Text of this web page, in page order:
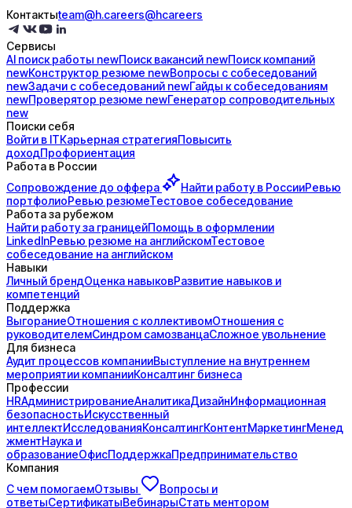
Контактыteam@h.careers@hcareers
Сервисы
AI поискработы newПоисквакансий newПоисккомпаний
newКонструктор резюме newВопросы с собеседований
newЗадачи с собеседований newГайды ксобеседованиям
newПроверятор резюме newГенератор сопроводительных
new
Поиски себя
Войти в ITКарьерная стратегияПовысить
доходПрофориентация
Работа в России
Сопровождение до оффера Найти работу в РоссииРевью
портфолиоРевью резюмеТестовое собеседование
Работа за рубежом
Найти работу за границейПомощь в оформлении
LinkedInРевью резюме на английскомТестовое
собеседование на английском
Навыки
Личный брендОценка навыковРазвитие навыков и
компетенций
Поддержка
ВыгораниеОтношения с коллективомОтношения с
руководителемСиндром самозванцаСложное увольнение
Для бизнеса
Аудит процессов компанииВыступление на внутреннем
мероприятии компанииКонсалтинг бизнеса
Профессии
HRАдминистрированиеАналитикаДизайнИнформационная
безопасностьИскусственный
интеллектИсследованияКонсалтингКонтентМаркетингМенед
жментНаука и
образованиеОфисПоддержкаПредпринимательство
Компания
С чем помогаемОтзывы
Вопросы и
ответыСертификатыВебинарыСтать ментором